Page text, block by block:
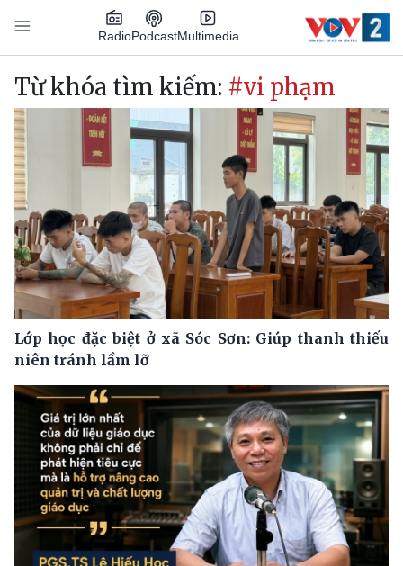
Nhảy đến nội dung
RadioPodcastMultimedia
Main navigation
Từ khóa tìm kiếm: #vi phạm
Lớp học đặc biệt ở xã Sóc Sơn: Giúp thanh thiếu
niên tránh lầm lỡ